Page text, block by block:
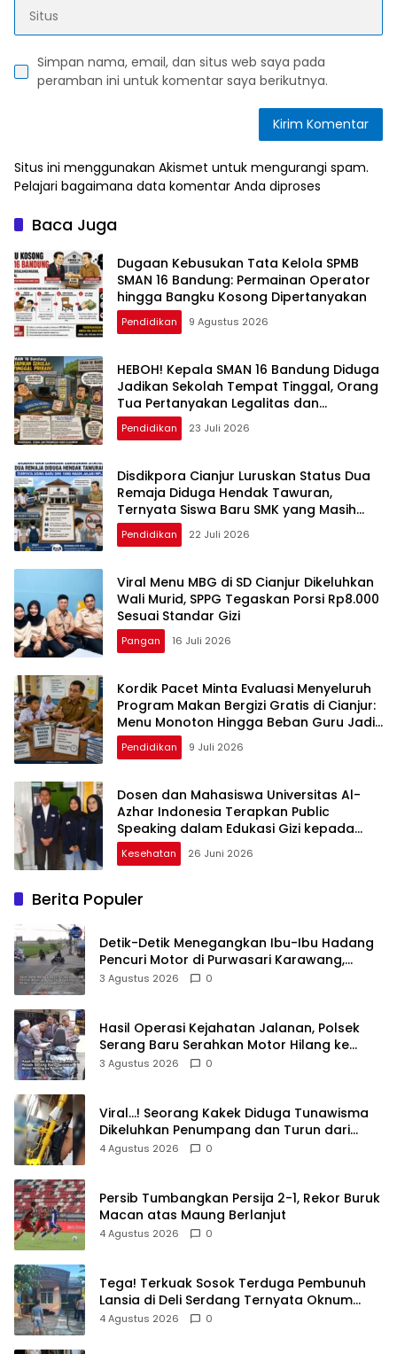
Simpan nama, email, dan situs web saya pada
peramban ini untuk komentar saya berikutnya.
Situs ini menggunakan Akismet untuk mengurangi spam.
Pelajari bagaimana data komentar Anda diproses
Baca Juga
Dugaan Kebusukan Tata Kelola SPMB
SMAN 16 Bandung: Permainan Operator
hingga Bangku Kosong Dipertanyakan
Pendidikan 9 Agustus 2026
HEBOH! Kepala SMAN 16 Bandung Diduga
Jadikan Sekolah Tempat Tinggal, Orang
Tua Pertanyakan Legalitas dan
Penggunaan Fasilitas Negara
Pendidikan 23 Juli 2026
Disdikpora Cianjur Luruskan Status Dua
Remaja Diduga Hendak Tawuran,
Ternyata Siswa Baru SMK yang Masih
Jalani MPLS
Pendidikan 22 Juli 2026
Viral Menu MBG di SD Cianjur Dikeluhkan
Wali Murid, SPPG Tegaskan Porsi Rp8.000
Sesuai Standar Gizi
Pangan 16 Juli 2026
Kordik Pacet Minta Evaluasi Menyeluruh
Program Makan Bergizi Gratis di Cianjur:
Menu Monoton Hingga Beban Guru Jadi
Sorotan
Pendidikan 9 Juli 2026
Dosen dan Mahasiswa Universitas Al-
Azhar Indonesia Terapkan Public
Speaking dalam Edukasi Gizi kepada
Masyarakat Cianjur
Kesehatan 26 Juni 2026
Berita Populer
Detik-Detik Menegangkan Ibu-Ibu Hadang
Pencuri Motor di Purwasari Karawang,
Pelaku Lolos di Tengah Keramaian!
3 Agustus 2026 0
Hasil Operasi Kejahatan Jalanan, Polsek
Serang Baru Serahkan Motor Hilang ke
Pemilik
3 Agustus 2026 0
Viral…! Seorang Kakek Diduga Tunawisma
Dikeluhkan Penumpang dan Turun dari
TransJakarta Karena Bau Badan
4 Agustus 2026 0
Persib Tumbangkan Persija 2-1, Rekor Buruk
Macan atas Maung Berlanjut
4 Agustus 2026 0
Tega! Terkuak Sosok Terduga Pembunuh
Lansia di Deli Serdang Ternyata Oknum
Polisi Tetangga Korban
4 Agustus 2026 0